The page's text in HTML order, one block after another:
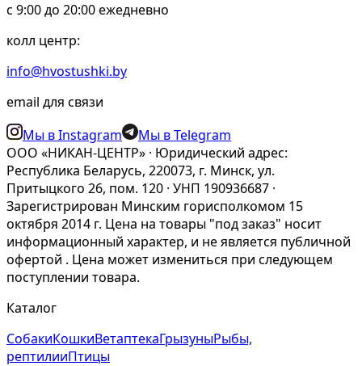
c 9:00 до 20:00 ежедневно
колл центр:
info@hvostushki.by
email для связи
Мы в Instagram
Мы в Telegram
ООО «НИКАН-ЦЕНТР» · Юридический адрес:
Республика Беларусь, 220073, г. Минск, ул.
Притыцкого 26, пом. 120 · УНП 190936687 ·
Зарегистрирован Минским горисполкомом 15
октября 2014 г. Цена на товары "под заказ" носит
информационный характер, и не является публичной
офертой . Цена может измениться при следующем
поступлении товара.
Каталог
СобакиКошкиВетаптекаГрызуныРыбы,
рептилииПтицы